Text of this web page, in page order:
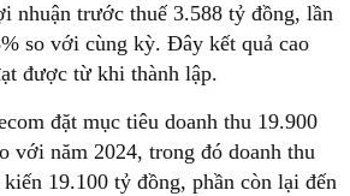
nhuận trước thuế 3.588 tỷ đồng, lần
so với cùng kỳ. Đây kết quả cao
được từ khi thành lập.
đặt mục tiêu doanh thu 19.900
với năm 2024, trong đó doanh thu
19.100 tỷ đồng, phần còn lại đến